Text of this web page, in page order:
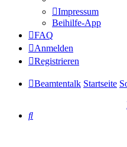
Impressum
Beihilfe-App
FAQ
Anmelden
Registrieren
Beamtentalk Startseite
Suche